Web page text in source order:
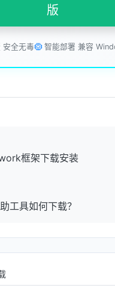
版
安全无毒 智能部署 兼容
框架下载安装
工具如何下载？